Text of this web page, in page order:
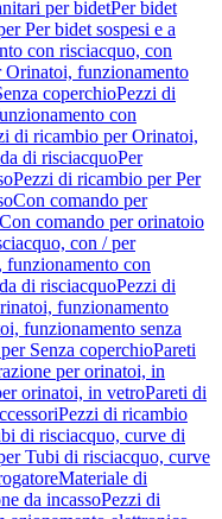
per bidetPer bidet
Per bidet sospesi e a
con risciacquo, con
Orinatoi, funzionamento
coperchioPezzi di
con
di ricambio per Orinatoi,
di risciacquoPer
Pezzi di ricambio per Per
Con comando per
comando per orinatoio
con / per
con
di risciacquoPezzi di
funzionamento
funzionamento senza
Senza coperchioPareti
per orinatoi, in
orinatoi, in vetroPareti di
Pezzi di ricambio
di risciacquo, curve di
Tubi di risciacquo, curve
Materiale di
da incassoPezzi di